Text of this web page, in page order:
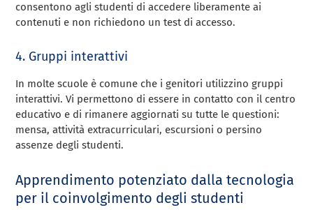
consentono agli studenti di accedere liberamente ai
contenuti e non richiedono un test di accesso.
4. Gruppi interattivi
In molte scuole è comune che i genitori utilizzino gruppi
interattivi. Vi permettono di essere in contatto con il centro
educativo e di rimanere aggiornati su tutte le questioni:
mensa, attività extracurriculari, escursioni o persino
assenze degli studenti.
Apprendimento potenziato dalla tecnologia
per il coinvolgimento degli studenti